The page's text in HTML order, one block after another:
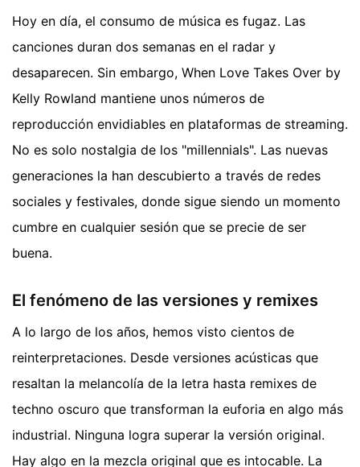
Hoy en día, el consumo de música es fugaz. Las
canciones duran dos semanas en el radar y
desaparecen. Sin embargo, When Love Takes Over by
Kelly Rowland mantiene unos números de
reproducción envidiables en plataformas de streaming.
No es solo nostalgia de los "millennials". Las nuevas
generaciones la han descubierto a través de redes
sociales y festivales, donde sigue siendo un momento
cumbre en cualquier sesión que se precie de ser
buena.
El fenómeno de las versiones y remixes
A lo largo de los años, hemos visto cientos de
reinterpretaciones. Desde versiones acústicas que
resaltan la melancolía de la letra hasta remixes de
techno oscuro que transforman la euforia en algo más
industrial. Ninguna logra superar la versión original.
Hay algo en la mezcla original que es intocable. La